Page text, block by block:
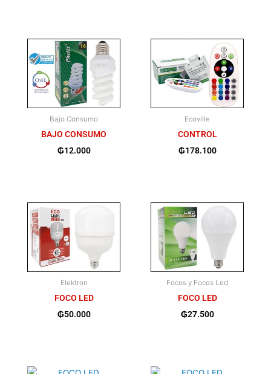
Bajo Consumo
BAJO CONSUMO
₲12.000
Ecoville
CONTROL
₲178.100
Elektron
FOCO LED
₲50.000
Focos y Focos Led
FOCO LED
₲27.500